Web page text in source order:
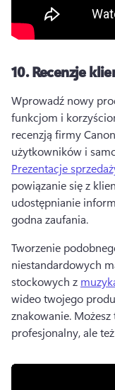
10.Recenzje
Wprowadź nowy
funkcjom i
recenzją firmy
użytkowników i
Prezentacje
powiązanie się z
udostępnianie
godna zaufania.
Tworzenie
niestandardowych
stockowych z
wideo twojego
znakowanie. Możesz
profesjonalny, ale